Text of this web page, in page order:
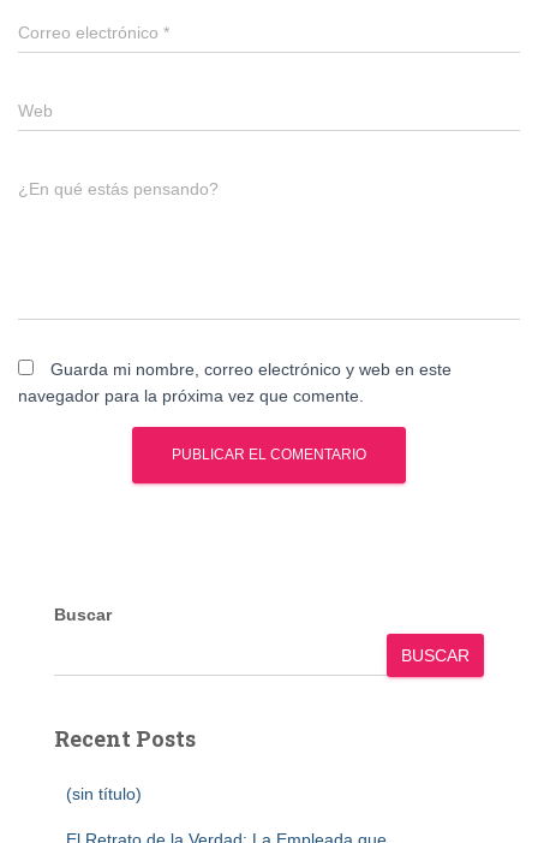
Correo electrónico *
Web
¿En qué estás pensando?
Guarda mi nombre, correo electrónico y web en este
navegador para la próxima vez que comente.
Buscar
BUSCAR
Recent Posts
(sin título)